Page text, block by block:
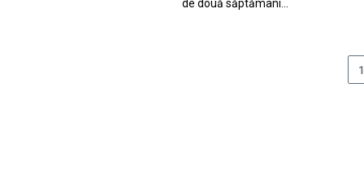
de două săptămâni…
1